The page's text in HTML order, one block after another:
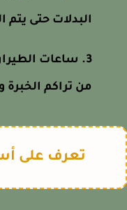
البدلات حتى يتم
من تراكم الخبرة
تعرف على